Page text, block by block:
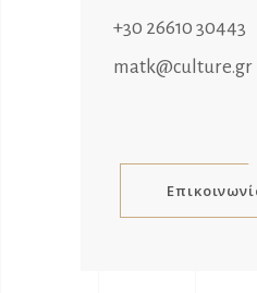
+30 26610 30443
matk@culture.gr